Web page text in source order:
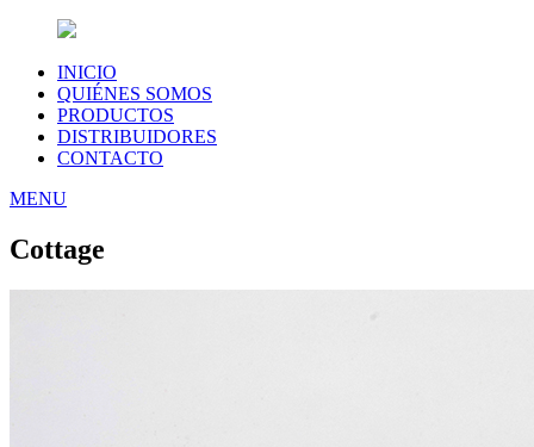
INICIO
QUIÉNES SOMOS
PRODUCTOS
DISTRIBUIDORES
CONTACTO
MENU
Cottage